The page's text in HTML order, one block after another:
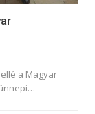
a Magyar